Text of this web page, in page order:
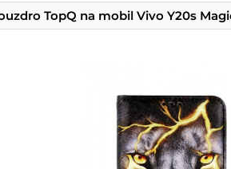
TopQ na mobil Vivo Y20s